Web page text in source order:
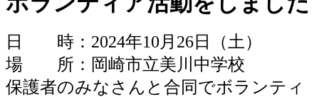
日 時：2024年10月26日（土）
場 所： 岡崎市立美川中学校
保護者のみなさんと合同でボランティ